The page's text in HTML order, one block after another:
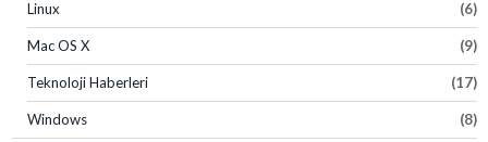
Linux (6)
Mac OS X (9)
Teknoloji Haberleri (17)
Windows (8)